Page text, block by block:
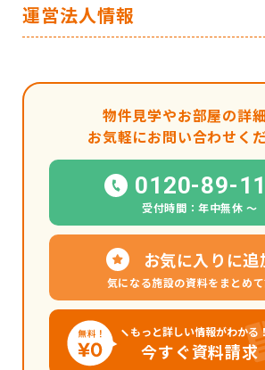
運営法人情報
物件見学やお部屋の詳
お気軽にお問い合わせく
0120-89-
受付時間：年中無休 〜
お気に入りに追
気になる施設の資料をまとめて
もっと詳しい情報がわかる
今すぐ資料請求